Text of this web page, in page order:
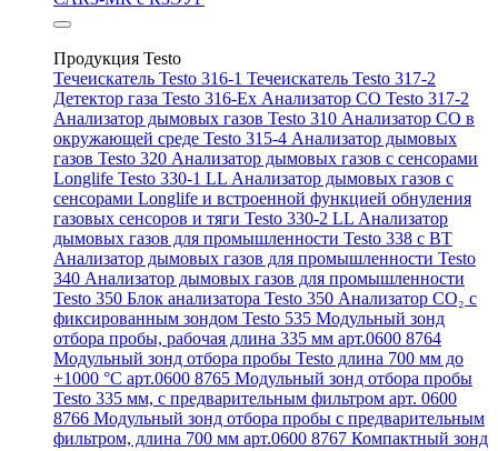
Продукция Testo
Течеискатель Testo 316-1 Течеискатель Testo 317-2
Детектор газа Testo 316-Ex Анализатор CO Testo 317-2
Анализатор дымовых газов Testo 310 Анализатор CO в
окружающей среде Testo 315-4 Анализатор дымовых
газов Testo 320 Анализатор дымовых газов с сенсорами
Longlife Testo 330-1 LL Анализатор дымовых газов с
сенсорами Longlife и встроенной функцией обнуления
газовых сенсоров и тяги Testo 330-2 LL Анализатор
дымовых газов для промышленности Testo 338 с BT
Анализатор дымовых газов для промышленности Testo
340 Анализатор дымовых газов для промышленности
Testo 350 Блок анализатора Testo 350 Анализатор СО₂ с
фиксированным зондом Testo 535 Модульный зонд
отбора пробы, рабочая длина 335 мм арт.0600 8764
Модульный зонд отбора пробы Testo длина 700 мм до
+1000 °С арт.0600 8765 Модульный зонд отбора пробы
Testo 335 мм, с предварительным фильтром арт. 0600
8766 Модульный зонд отбора пробы с предварительным
фильтром, длина 700 мм арт.0600 8767 Компактный зонд